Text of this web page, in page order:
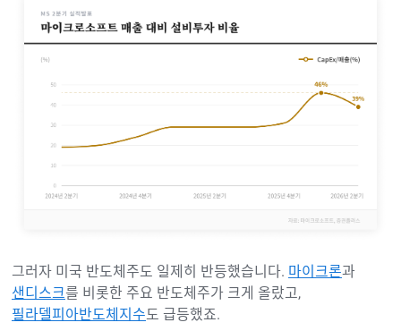
그러자 미국 반도체주도 일제히 반등했습니다. 마이크론과
샌디스크를 비롯한 주요 반도체주가 크게 올랐고,
필라델피아반도체지수도 급등했죠.